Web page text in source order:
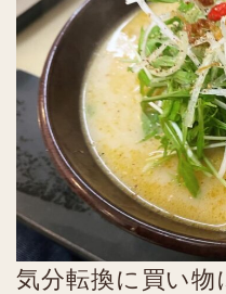
気分転換に買い物